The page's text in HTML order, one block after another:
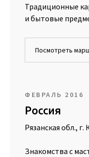
Традиционные
и бытовые
Посмотреть
ФЕВРАЛЬ 2016
Россия
Рязанская обл., г.
Знакомства с